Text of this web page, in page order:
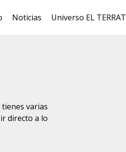
Noticias Universo EL TERRAT
tienes varias
directo a lo